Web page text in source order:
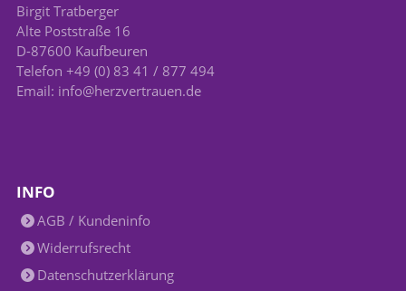
Birgit Tratberger
Alte Poststraße 16
D-87600 Kaufbeuren
Telefon +49 (0) 83 41 / 877 494
Email: info@herzvertrauen.de
INFO
AGB / Kundeninfo
Widerrufsrecht
Datenschutzerklärung